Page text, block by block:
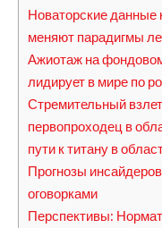
Новаторские данные
меняют парадигмы
Ажиотаж на
лидирует в мире по
Стремительный
первопроходец в
пути к титану в
Прогнозы
оговорками
Перспективы: